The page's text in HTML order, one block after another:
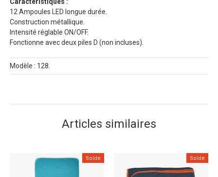
12 Ampoules LED longue durée.
Construction métallique.
Intensité réglable ON/OFF.
Fonctionne avec deux piles D (non incluses).
Modèle : 128.
Articles similaires
Solde Solde